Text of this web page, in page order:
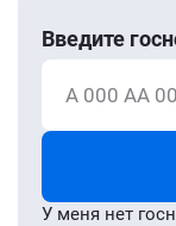
Введите
А 000 АА 00
У меня нет